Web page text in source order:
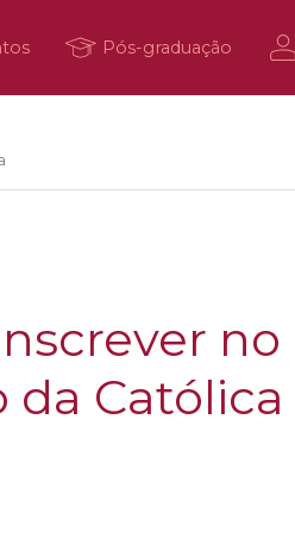
Pós-graduação
no
Católica